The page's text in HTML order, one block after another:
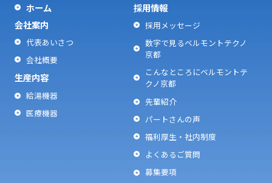
ホーム
会社案内
代表あいさつ
会社概要
生産内容
給湯機器
医療機器
採用情報
採用メッセージ
数字で見るベルモントテクノ
京都
こんなところにベルモントテ
クノ京都
先輩紹介
パートさんの声
福利厚生・社内制度
よくあるご質問
募集要項